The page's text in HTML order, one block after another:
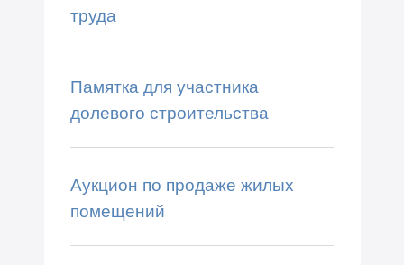
труда
Памятка для участника
долевого строительства
Аукцион по продаже жилых
помещений